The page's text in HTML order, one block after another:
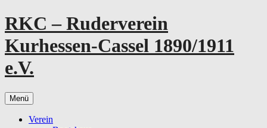
Zum
Inhalt
springen
RKC – Ruderverein
Kurhessen-Cassel 1890/1911
e.V.
Menü
Verein